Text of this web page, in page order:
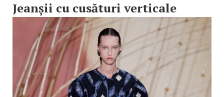
Jeanșii cu cusături verticale